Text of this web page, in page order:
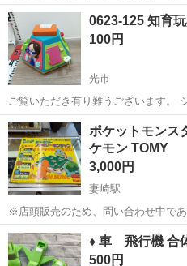
《お仕事No.NS0089》 お仕事について 車の組立作業です。専用レール
に乗って流れてくる車の骨組みに、
り・ドア・シートなどの各...
岡山 倉敷市 その他
0623-125 知育
100円
光市
ご覧いただき有り難うございます。 ジモティーが連携して運営してい
ます。 粗⼤ごみ等の減量を⽬的にま
す。 ★★★★★ ご自宅にある不要品を是非ジモティースポットへお持
ち込みしません...
山口 光市 おもちゃ リ
ポケットモンス
ケモン TOMY
3,000円
妻崎駅
※店頭販売のため、問い合わせ中で
く場合がございます。 商品名: ポケットモンスター ファミリーポンジ
ャン ポケモン TOMY 配送や取り置き等の対応は致しかねます。あく
まで店頭での直接購入...
山口 宇部市 妻崎駅 おもち
♦️ 車 飛行機 合
500円